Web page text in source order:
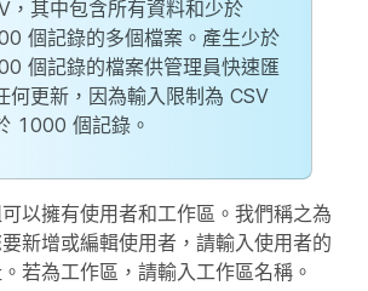
，其中包含所有資料和少於
個記錄的多個檔案。產生少於
個記錄的檔案供管理員快速匯
何更新，因為輸入限制為 CSV
1000 個記錄。
以擁有使用者和工作區。我們稱之為
新增或編輯使用者，請輸入使用者的
若為工作區，請輸入工作區名稱。